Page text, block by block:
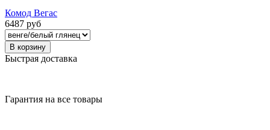
Комод Вегас
6487 руб
В корзину
Быстрая доставка
Гарантия на все товары